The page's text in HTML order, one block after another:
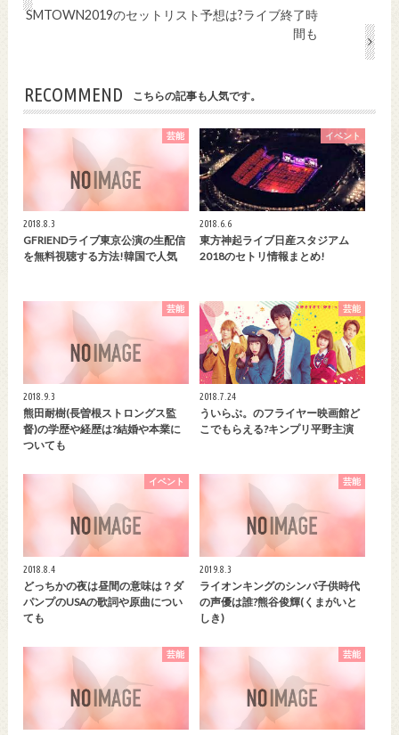
SMTOWN2019のセットリスト予想は?ライブ終了時
間も
RECOMMEND こちらの記事も人気です。
芸能
2018.8.3
GFRIENDライブ東京公演の生配信
を無料視聴する方法!韓国で人気
イベント
2018.6.6
東方神起ライブ日産スタジアム
2018のセトリ情報まとめ!
芸能
2018.9.3
熊田耐樹(長曽根ストロングス監
督)の学歴や経歴は?結婚や本業に
ついても
芸能
2018.7.24
ういらぶ。のフライヤー映画館ど
こでもらえる?キンプリ平野主演
イベント
2018.8.4
どっちかの夜は昼間の意味は？ダ
パンプのUSAの歌詞や原曲につい
ても
芸能
2019.8.3
ライオンキングのシンバ子供時代
の声優は誰?熊谷俊輝(くまがいと
しき)
芸能 芸能